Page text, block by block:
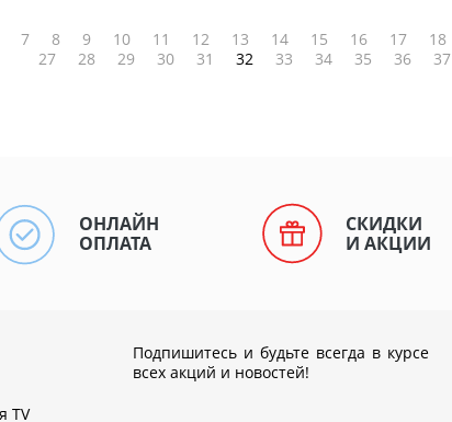
7 8 9 10 11 12 13 14 15 16 17 18
27
28 29 30 31 32 33 34 35 36 37
ОНЛАЙН
ОПЛАТА
СКИДКИ
И АКЦИИ
TV
Подпишитесь и будьте всегда в курсе
всех акций и новостей!